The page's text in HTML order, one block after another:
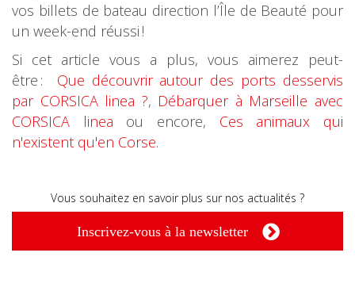
vos billets de bateau direction l’Île de Beauté pour
un week-end réussi !
Si cet article vous a plus, vous aimerez peut-
être : Que découvrir autour des ports desservis
par CORSICA linea ?, Débarquer à Marseille avec
CORSICA linea ou encore, Ces animaux qui
n'existent qu'en Corse.
Vous souhaitez en savoir plus sur nos actualités ?
Inscrivez-vous à la newsletter